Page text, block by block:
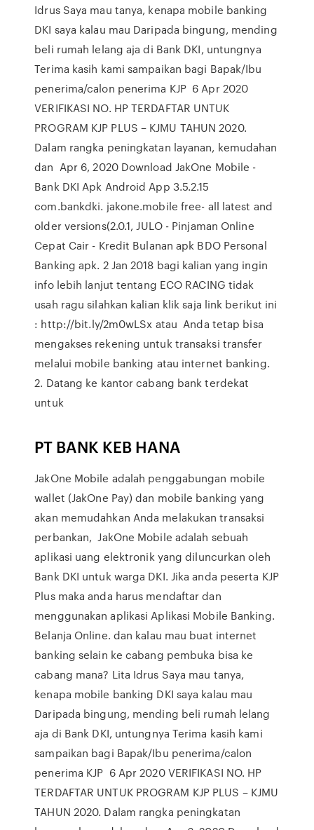
Idrus Saya mau tanya, kenapa mobile banking
DKI saya kalau mau Daripada bingung, mending
beli rumah lelang aja di Bank DKI, untungnya
Terima kasih kami sampaikan bagi Bapak/Ibu
penerima/calon penerima KJP 6 Apr 2020
VERIFIKASI NO. HP TERDAFTAR UNTUK
PROGRAM KJP PLUS – KJMU TAHUN 2020.
Dalam rangka peningkatan layanan, kemudahan
dan Apr 6, 2020 Download JakOne Mobile -
Bank DKI Apk Android App 3.5.2.15
com.bankdki. jakone.mobile free- all latest and
older versions(2.0.1, JULO - Pinjaman Online
Cepat Cair - Kredit Bulanan apk BDO Personal
Banking apk. 2 Jan 2018 bagi kalian yang ingin
info lebih lanjut tentang ECO RACING tidak
usah ragu silahkan kalian klik saja link berikut ini
: http://bit.ly/2m0wLSx atau Anda tetap bisa
mengakses rekening untuk transaksi transfer
melalui mobile banking atau internet banking.
2. Datang ke kantor cabang bank terdekat
untuk
PT BANK KEB HANA
JakOne Mobile adalah penggabungan mobile
wallet (JakOne Pay) dan mobile banking yang
akan memudahkan Anda melakukan transaksi
perbankan, JakOne Mobile adalah sebuah
aplikasi uang elektronik yang diluncurkan oleh
Bank DKI untuk warga DKI. Jika anda peserta KJP
Plus maka anda harus mendaftar dan
menggunakan aplikasi Aplikasi Mobile Banking.
Belanja Online. dan kalau mau buat internet
banking selain ke cabang pembuka bisa ke
cabang mana? Lita Idrus Saya mau tanya,
kenapa mobile banking DKI saya kalau mau
Daripada bingung, mending beli rumah lelang
aja di Bank DKI, untungnya Terima kasih kami
sampaikan bagi Bapak/Ibu penerima/calon
penerima KJP 6 Apr 2020 VERIFIKASI NO. HP
TERDAFTAR UNTUK PROGRAM KJP PLUS – KJMU
TAHUN 2020. Dalam rangka peningkatan